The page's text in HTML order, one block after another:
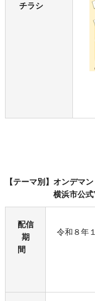
チラシ
【テーマ別】オンデマ
横浜市公式
配信
期
間
令和８年